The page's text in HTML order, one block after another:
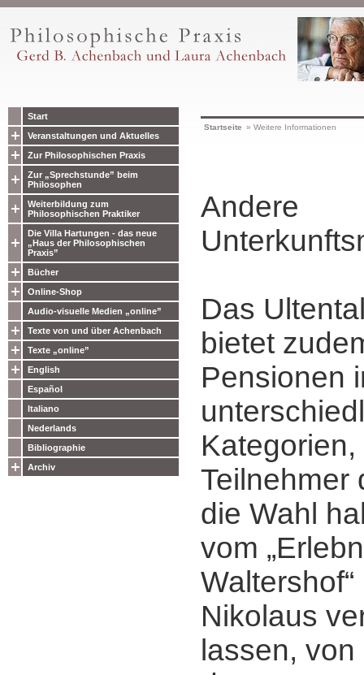
Start
Veranstaltungen und Aktuelles
Zur Philosophischen Praxis
Zur „Sprechstunde” beim
Philosophen
Weiterbildung zum
Philosophischen Praktiker
Die Villa Hartungen - das neue
„Haus der Philosophischen
Praxis”
Bücher
Online-Shop
Audio-visuelle Medien „online”
Texte von und über Achenbach
Texte „online”
English
Español
Italiano
Nederlands
Bibliographie
Archiv
Startseite » Weitere Informationen
Andere
Das
bietet
Pensionen
Teilnehmer
die Wahl
vom
Nikolaus
lassen,